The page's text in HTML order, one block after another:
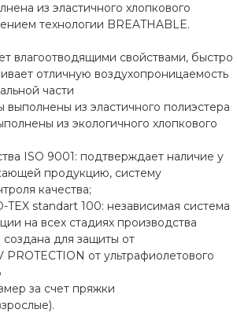
из эластичного хлопкового
технологии BREATHABLE.
влагоотводящими свойствами, быстро
отличную воздухопроницаемость
части
выполнены из эластичного полиэстера
из экологичного хлопкового
ISO 9001: подтверждает наличие у
продукцию, систему
качества;
TEX standart 100: независимая система
на всех стадиях производства
создана для защиты от
PROTECTION от ультрафиолетового
за счет пряжки